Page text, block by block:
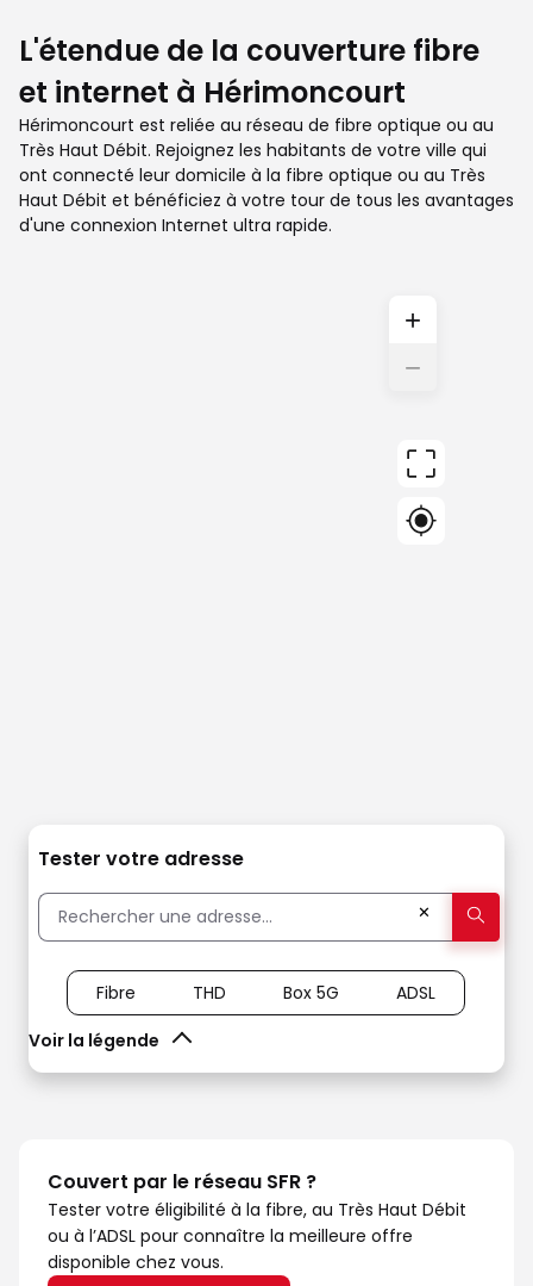
L'étendue de la couverture fibre
et internet à Hérimoncourt
Hérimoncourt est reliée au réseau de fibre optique ou au
Très Haut Débit. Rejoignez les habitants de votre ville qui
ont connecté leur domicile à la fibre optique ou au Très
Haut Débit et bénéficiez à votre tour de tous les avantages
d'une connexion Internet ultra rapide.
+
−
Tester votre adresse
✕
Voir la légende
Fibre THD Box 5G ADSL
Couvert par le réseau SFR ?
Tester votre éligibilité à la fibre, au Très Haut Débit
ou à l’ADSL pour connaître la meilleure offre
disponible chez vous.